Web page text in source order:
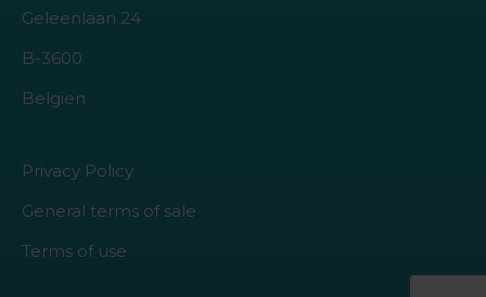
Geleenlaan 24
B-3600
Belgien
Privacy Policy
General terms of sale
Terms of use